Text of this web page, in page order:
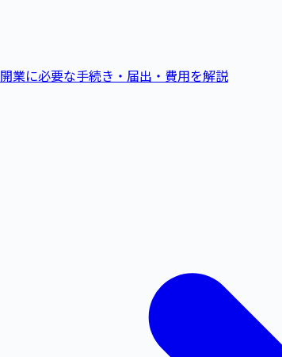
開業に必要な手続き・届出・費用を解説